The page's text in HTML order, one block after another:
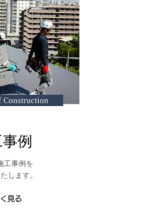
Construction
例
工事例を
します。
見る